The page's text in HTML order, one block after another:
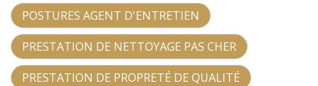
POSTURES AGENT D'ENTRETIEN
PRESTATION DE NETTOYAGE PAS CHER
PRESTATION DE PROPRETÉ DE QUALITÉ